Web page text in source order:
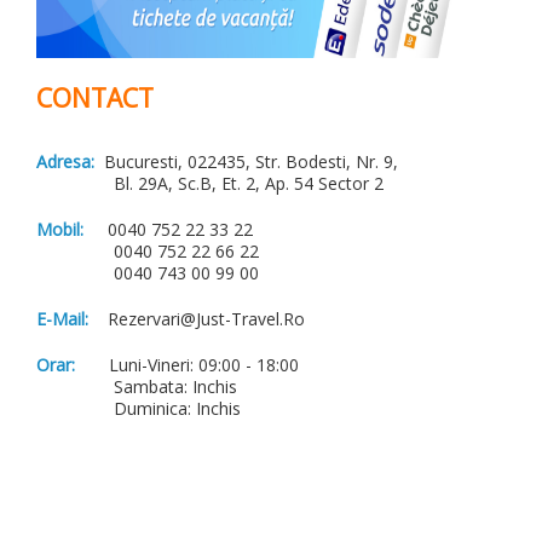
CONTACT
Adresa: Bucuresti, 022435, Str. Bodesti, Nr. 9,
Bl. 29A, Sc.B, Et. 2, Ap. 54 Sector 2
Mobil:
0040 752 22 33 22
0040 752 22 66 22
0040 743 00 99 00
E-Mail: Rezervari@just-Travel.ro
Orar: Luni-Vineri: 09:00 - 18:00
Sambata: Inchis
Duminica: Inchis